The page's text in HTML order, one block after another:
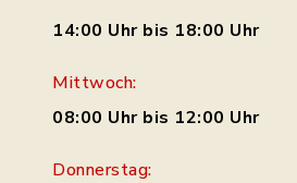
14:00 Uhr bis 18:00 Uhr
Mittwoch:
08:00 Uhr bis 12:00 Uhr
Donnerstag: